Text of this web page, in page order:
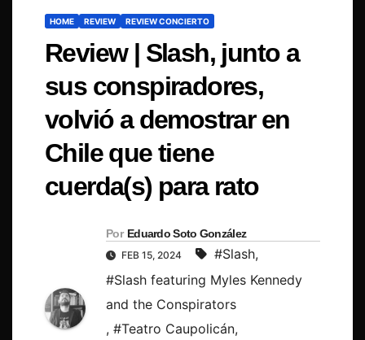
HOME REVIEW REVIEW CONCIERTO
Review | Slash, junto a
sus conspiradores,
volvió a demostrar en
Chile que tiene
cuerda(s) para rato
Por Eduardo Soto González
FEB 15, 2024 #Slash,
#Slash featuring Myles Kennedy
and the Conspirators
, #Teatro Caupolicán,